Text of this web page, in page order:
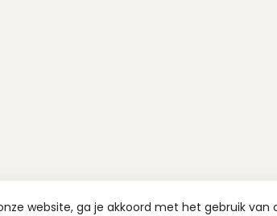
website, ga je akkoord met het gebruik